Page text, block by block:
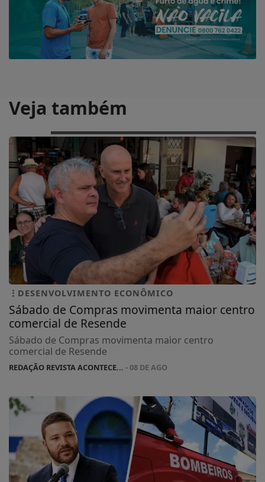
Veja também
DESENVOLVIMENTO ECONÔMICO
Sábado de Compras movimenta maior centro
comercial de Resende
Sábado de Compras movimenta maior centro
comercial de Resende
REDAÇÃO REVISTA ACONTECE... - 08 DE AGO